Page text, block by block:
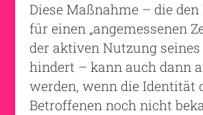
Diese Maßnahme – die
für einen „angemessenen
der aktiven Nutzung
hindert – kann auch dann
werden, wenn die Identität
Betroffenen noch nicht